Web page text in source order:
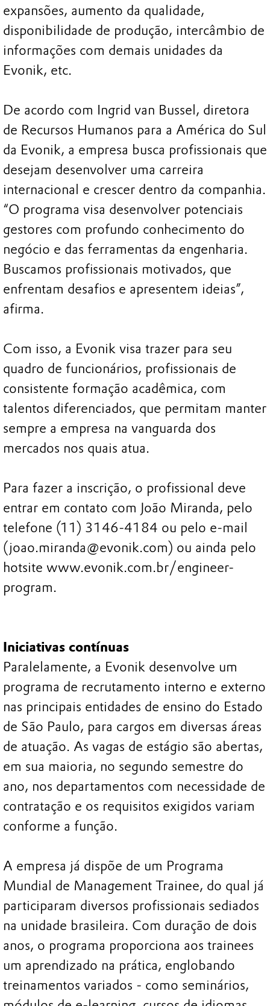
expansões, aumento da qualidade,
disponibilidade de produção, intercâmbio de
informações com demais unidades da
Evonik, etc.
De acordo com Ingrid van Bussel, diretora
de Recursos Humanos para a América do Sul
da Evonik, a empresa busca profissionais que
desejam desenvolver uma carreira
internacional e crescer dentro da companhia.
“O programa visa desenvolver potenciais
gestores com profundo conhecimento do
negócio e das ferramentas da engenharia.
Buscamos profissionais motivados, que
enfrentam desafios e apresentem ideias”,
afirma.
Com isso, a Evonik visa trazer para seu
quadro de funcionários, profissionais de
consistente formação acadêmica, com
talentos diferenciados, que permitam manter
sempre a empresa na vanguarda dos
mercados nos quais atua.
Para fazer a inscrição, o profissional deve
entrar em contato com João Miranda, pelo
telefone (11) 3146-4184 ou pelo e-mail
(joao.miranda@evonik.com) ou ainda pelo
hotsite www.evonik.com.br/engineer-
program.
Iniciativas contínuas
Paralelamente, a Evonik desenvolve um
programa de recrutamento interno e externo
nas principais entidades de ensino do Estado
de São Paulo, para cargos em diversas áreas
de atuação. As vagas de estágio são abertas,
em sua maioria, no segundo semestre do
ano, nos departamentos com necessidade de
contratação e os requisitos exigidos variam
conforme a função.
A empresa já dispõe de um Programa
Mundial de Management Trainee, do qual já
participaram diversos profissionais sediados
na unidade brasileira. Com duração de dois
anos, o programa proporciona aos trainees
um aprendizado na prática, englobando
treinamentos variados - como seminários,